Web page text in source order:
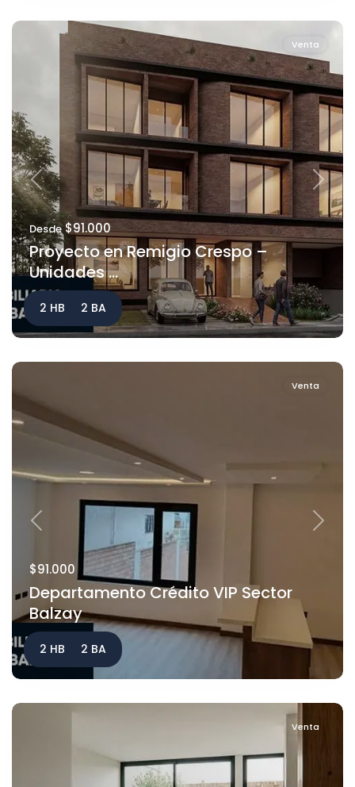
Venta
Previous Next
Desde$91.000
Proyecto en Remigio Crespo –
Unidades ...
2 HB 2 BA
Venta
Previous Next
$91.000
Departamento Crédito VIP Sector
Balzay
2 HB 2 BA
Venta